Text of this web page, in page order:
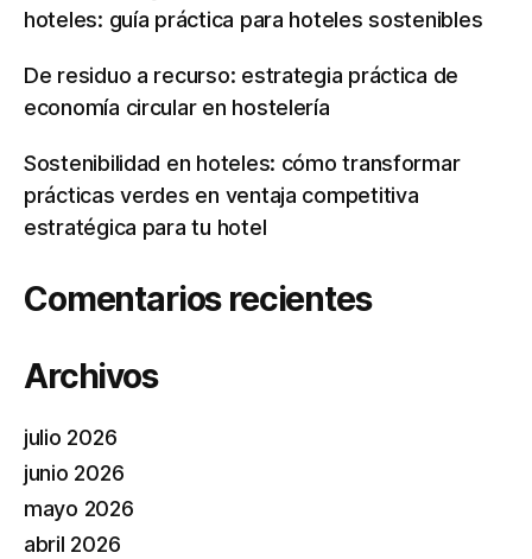
hoteles: guía práctica para hoteles sostenibles
De residuo a recurso: estrategia práctica de
economía circular en hostelería
Sostenibilidad en hoteles: cómo transformar
prácticas verdes en ventaja competitiva
estratégica para tu hotel
Comentarios recientes
Archivos
julio 2026
junio 2026
mayo 2026
abril 2026